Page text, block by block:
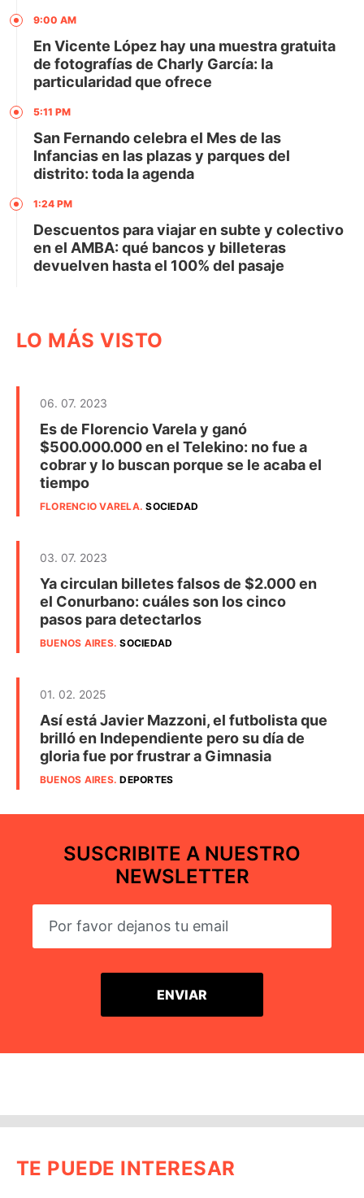
9:00 AM
En Vicente López hay una muestra gratuita
de fotografías de Charly García: la
particularidad que ofrece
5:11 PM
San Fernando celebra el Mes de las
Infancias en las plazas y parques del
distrito: toda la agenda
1:24 PM
Descuentos para viajar en subte y colectivo
en el AMBA: qué bancos y billeteras
devuelven hasta el 100% del pasaje
LO MÁS VISTO
06. 07. 2023
Es de Florencio Varela y ganó
$500.000.000 en el Telekino: no fue a
cobrar y lo buscan porque se le acaba el
tiempo
FLORENCIO VARELA.SOCIEDAD
03. 07. 2023
Ya circulan billetes falsos de $2.000 en
el Conurbano: cuáles son los cinco
pasos para detectarlos
BUENOS AIRES.SOCIEDAD
01. 02. 2025
Así está Javier Mazzoni, el futbolista que
brilló en Independiente pero su día de
gloria fue por frustrar a Gimnasia
BUENOS AIRES.DEPORTES
SUSCRIBITE A NUESTRO
NEWSLETTER
TE PUEDE INTERESAR